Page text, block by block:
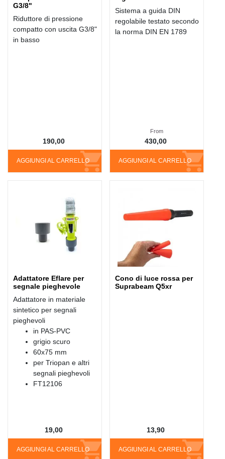
G3/8"
Riduttore di pressione
compatto con uscita G3/8"
in basso
AGGIUNGI AL CARRELLO
190,00
Sistema a guida DIN
regolabile testato secondo
la norma DIN EN 1789
AGGIUNGI AL CARRELLO
From
430,00
Adattatore Eflare per
segnale pieghevole
Adattatore in materiale
sintetico per segnali
pieghevoli
in PAS-PVC
grigio scuro
60x75 mm
per Triopan e altri
segnali pieghevoli
FT12106
AGGIUNGI AL CARRELLO
19,00
Cono di luce rossa per
Suprabeam Q5xr
AGGIUNGI AL CARRELLO
13,90